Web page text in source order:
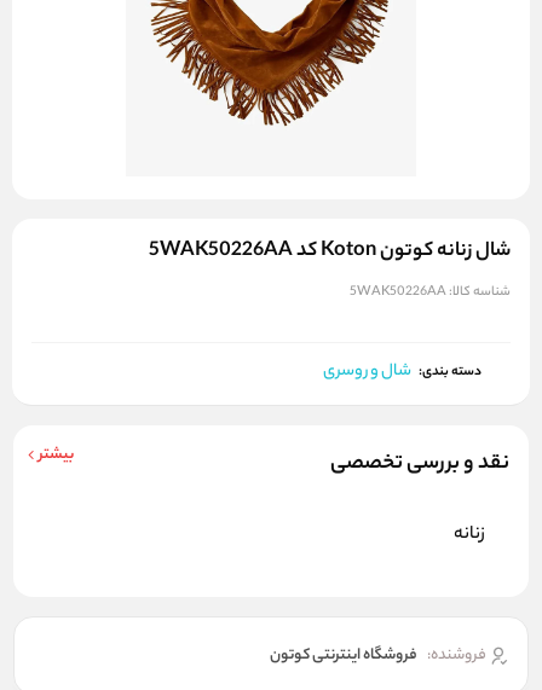
شال زنانه کوتون Koton کد 5WAK50226AA
شناسه کالا:5WAK50226AA
دسته بندی: شال و روسری
نقد و بررسی تخصصی بیشتر
زنانه
فروشنده: فروشگاه اینترنتی کوتون